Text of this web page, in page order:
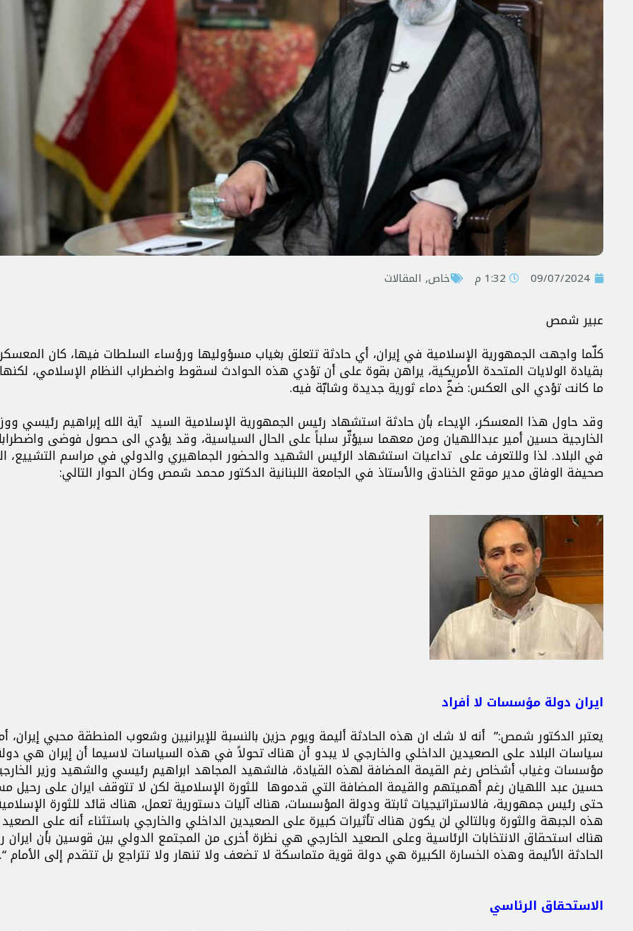
09/07/2024 1:32 م خاص, المقالات
عبير شمص
كلّما واجهت الجمهورية الإسلامية في إيران، أي حادثة تتعلق بغياب مسؤوليها ورؤساء السلطات فيها، كان
بقيادة الولايات المتحدة الأمريكية، يراهن بقوة على أن تؤدي هذه الحوادث لسقوط واضطراب النظام الإسلامي،
ما كانت تؤدي الى العكس: ضخّ دماء ثورية جديدة وشابّة فيه.
وقد حاول هذا المعسكر، الإيحاء بأن حادثة استشهاد رئيس الجمهورية الإسلامية السيد آية الله إبراهيم رئيسي
الخارجية حسين أمير عبداللهيان ومن معهما سيؤثّر سلباً على الحال السياسية، وقد يؤدي الى حصول فوضى
في البلاد. لذا وللتعرف على تداعيات استشهاد الرئيس الشهيد والحضور الجماهيري والدولي في مراسم التشييع،
صحيفة الوفاق مدير موقع الخنادق والأستاذ في الجامعة اللبنانية الدكتور محمد شمص وكان الحوار التالي:
ايران دولة مؤسسات لا أفراد
يعتبر الدكتور شمص:” أنه لا شك ان هذه الحادثة أليمة ويوم حزين بالنسبة للإيرانيين وشعوب المنطقة محبي إيران،
سياسات البلاد على الصعيدين الداخلي والخارجي لا يبدو أن هناك تحولاً في هذه السياسات لاسيما أن إيران هي
مؤسسات وغياب أشخاص رغم القيمة المضافة لهذه القيادة، فالشهيد المجاهد ابراهيم رئيسي والشهيد وزير
حسين عبد اللهيان رغم أهميتهم والقيمة المضافة التي قدموها للثورة الإسلامية لكن لا تتوقف ايران على رحيل
حتى رئيس جمهورية، فالاستراتيجيات ثابتة ودولة المؤسسات، هناك آليات دستورية تعمل، هناك قائد للثورة
هذه الجبهة والثورة وبالتالي لن يكون هناك تأثيرات كبيرة على الصعيدين الداخلي والخارجي باستثناء أنه على
هناك استحقاق الانتخابات الرئاسية وعلى الصعيد الخارجي هي نظرة أخرى من المجتمع الدولي بين قوسين بأن
الحادثة الأليمة وهذه الخسارة الكبيرة هي دولة قوية متماسكة لا تضعف ولا تنهار ولا تتراجع بل تتقدم إلى الأمام “.
الاستحقاق الرئاسي